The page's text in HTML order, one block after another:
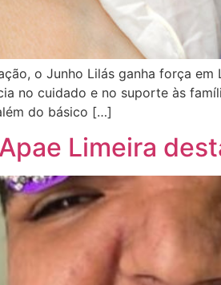
o Junho Lilás ganha força
no cuidado e no suporte às
do básico […]
Limeira